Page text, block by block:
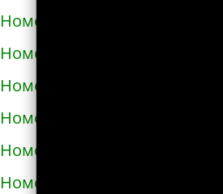
Номера телефонов такси в
Номера телефонов такси в
Номера телефонов такси в
Номера телефонов такси в
Номера телефонов такси в
Номера телефонов такси в